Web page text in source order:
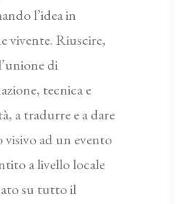
l’idea in
vivente. Riuscire,
di
tecnica e
a tradurre e a dare
visivo ad un evento
a livello locale
su tutto il